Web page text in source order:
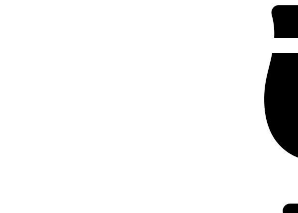
นับหิ่งห้อ